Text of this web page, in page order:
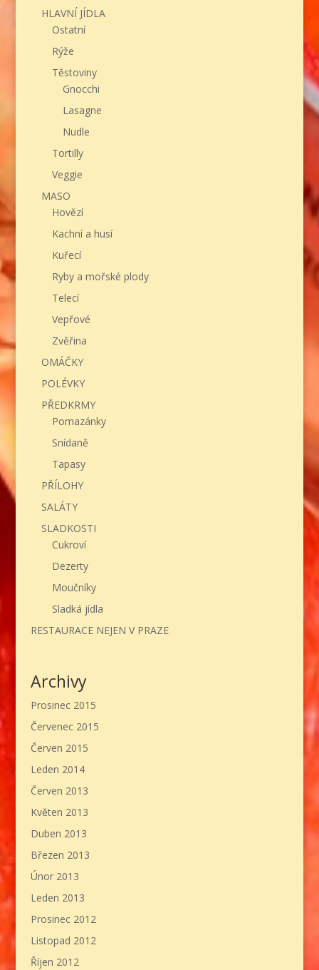
HLAVNÍ JÍDLA
Ostatní
Rýže
Těstoviny
Gnocchi
Lasagne
Nudle
Tortilly
Veggie
MASO
Hovězí
Kachní a husí
Kuřecí
Ryby a mořské plody
Telecí
Vepřové
Zvěřina
OMÁČKY
POLÉVKY
PŘEDKRMY
Pomazánky
Snídaně
Tapasy
PŘÍLOHY
SALÁTY
SLADKOSTI
Cukroví
Dezerty
Moučníky
Sladká jídla
RESTAURACE NEJEN V PRAZE
Archivy
Prosinec 2015
Červenec 2015
Červen 2015
Leden 2014
Červen 2013
Květen 2013
Duben 2013
Březen 2013
Únor 2013
Leden 2013
Prosinec 2012
Listopad 2012
Říjen 2012